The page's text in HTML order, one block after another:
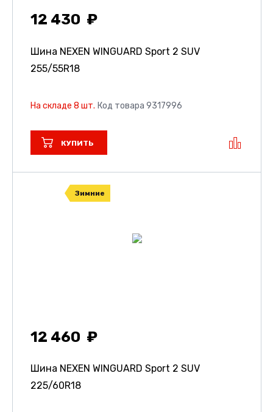
12 430
Шина NEXEN WINGUARD Sport 2 SUV
255/55R18
На складе 8 шт. Код товара 9317996
КУПИТЬ
Зимние
12 460
Шина NEXEN WINGUARD Sport 2 SUV
225/60R18